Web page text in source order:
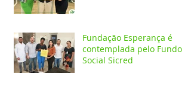
Fundação Esperança é
contemplada pelo Fundo
Social Sicred